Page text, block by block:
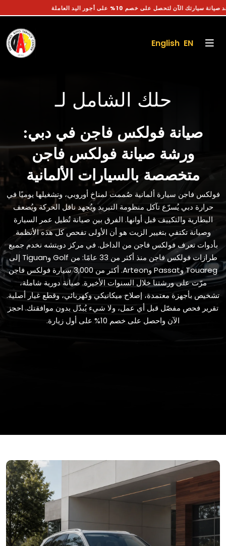
احجز موعد صيانة سيارتك الآن لتحصل على خصم 10% على أجور اليد العاملة
English EN
حلك الشامل لـ
صيانة فولكس فاجن في دبي:
ورشة صيانة فولكس فاجن
متخصصة بالسيارات الألمانية
فولكس فاجن سيارة ألمانية صُممت لمناخ أوروبي، وتشغيلها يوميًا في
حرارة دبي يُسرّع تآكل منظومة التبريد ويُجهد ناقل الحركة ويُضعف
البطارية والتكييف قبل أوانها. الفرق بين صيانة تُطيل عمر السيارة
وصيانة تكتفي بتغيير الزيت هو أن الأولى تفحص كل هذه الأنظمة
بأدوات تعرف فولكس فاجن من الداخل. في مركز دويتشه نخدم جميع
طرازات فولكس فاجن منذ أكثر من 33 عامًا: من Golf وTiguan إلى
Touareg وPassat وArteon. أكثر من 3,000 سيارة فولكس فاجن
مرّت على ورشتنا خلال السنوات الأخيرة. صيانة دورية شاملة،
تشخيص بأجهزة معتمدة، إصلاح ميكانيكي وكهربائي، وقطع غيار أصلية.
تقرير فحص مفصّل قبل أي عمل، ولا شيء يُبدّل بدون موافقتك. احجز
الآن واحصل على خصم 10% على أول زيارة.